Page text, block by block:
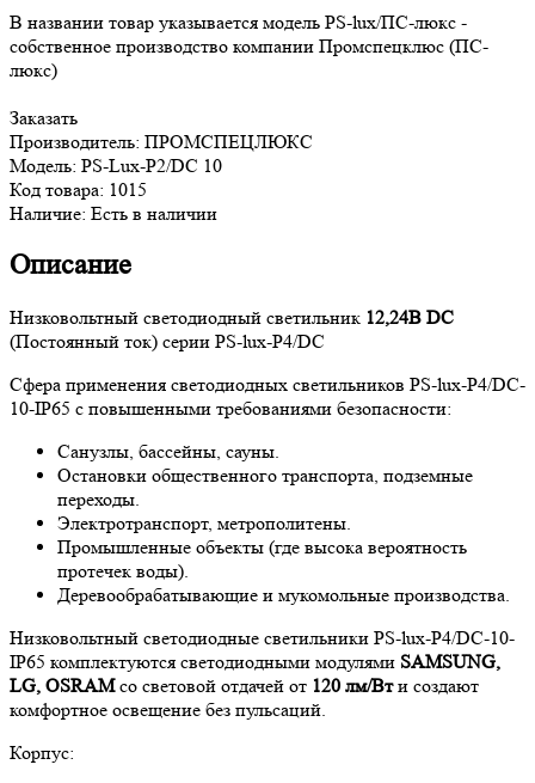
В названии товар указывается модель PS-lux/ПС-люкс -
собственное производство компании Промспецклюс (ПС-
люкс)
Заказать
Производитель: ПРОМСПЕЦЛЮКС
Модель: PS-Lux-P2/DC 10
Код товара: 1015
Наличие: Есть в наличии
Описание
Низковольтный светодиодный светильник 12,24В DC
(Постоянный ток) серии PS-lux-P4/DC
Сфера применения светодиодных светильников PS-lux-P4/DC-
10-IP65 с повышенными требованиями безопасности:
Санузлы, бассейны, сауны.
Остановки общественного транспорта, подземные
переходы.
Электротранспорт, метрополитены.
Промышленные объекты (где высока вероятность
протечек воды).
Деревообрабатывающие и мукомольные производства.
Низковольтный светодиодные светильники PS-lux-P4/DC-10-
IP65 комплектуются светодиодными модулями SAMSUNG,
LG, OSRAMсо световой отдачей от 120 лм/Вти создают
комфортное освещение без пульсаций.
Корпус: